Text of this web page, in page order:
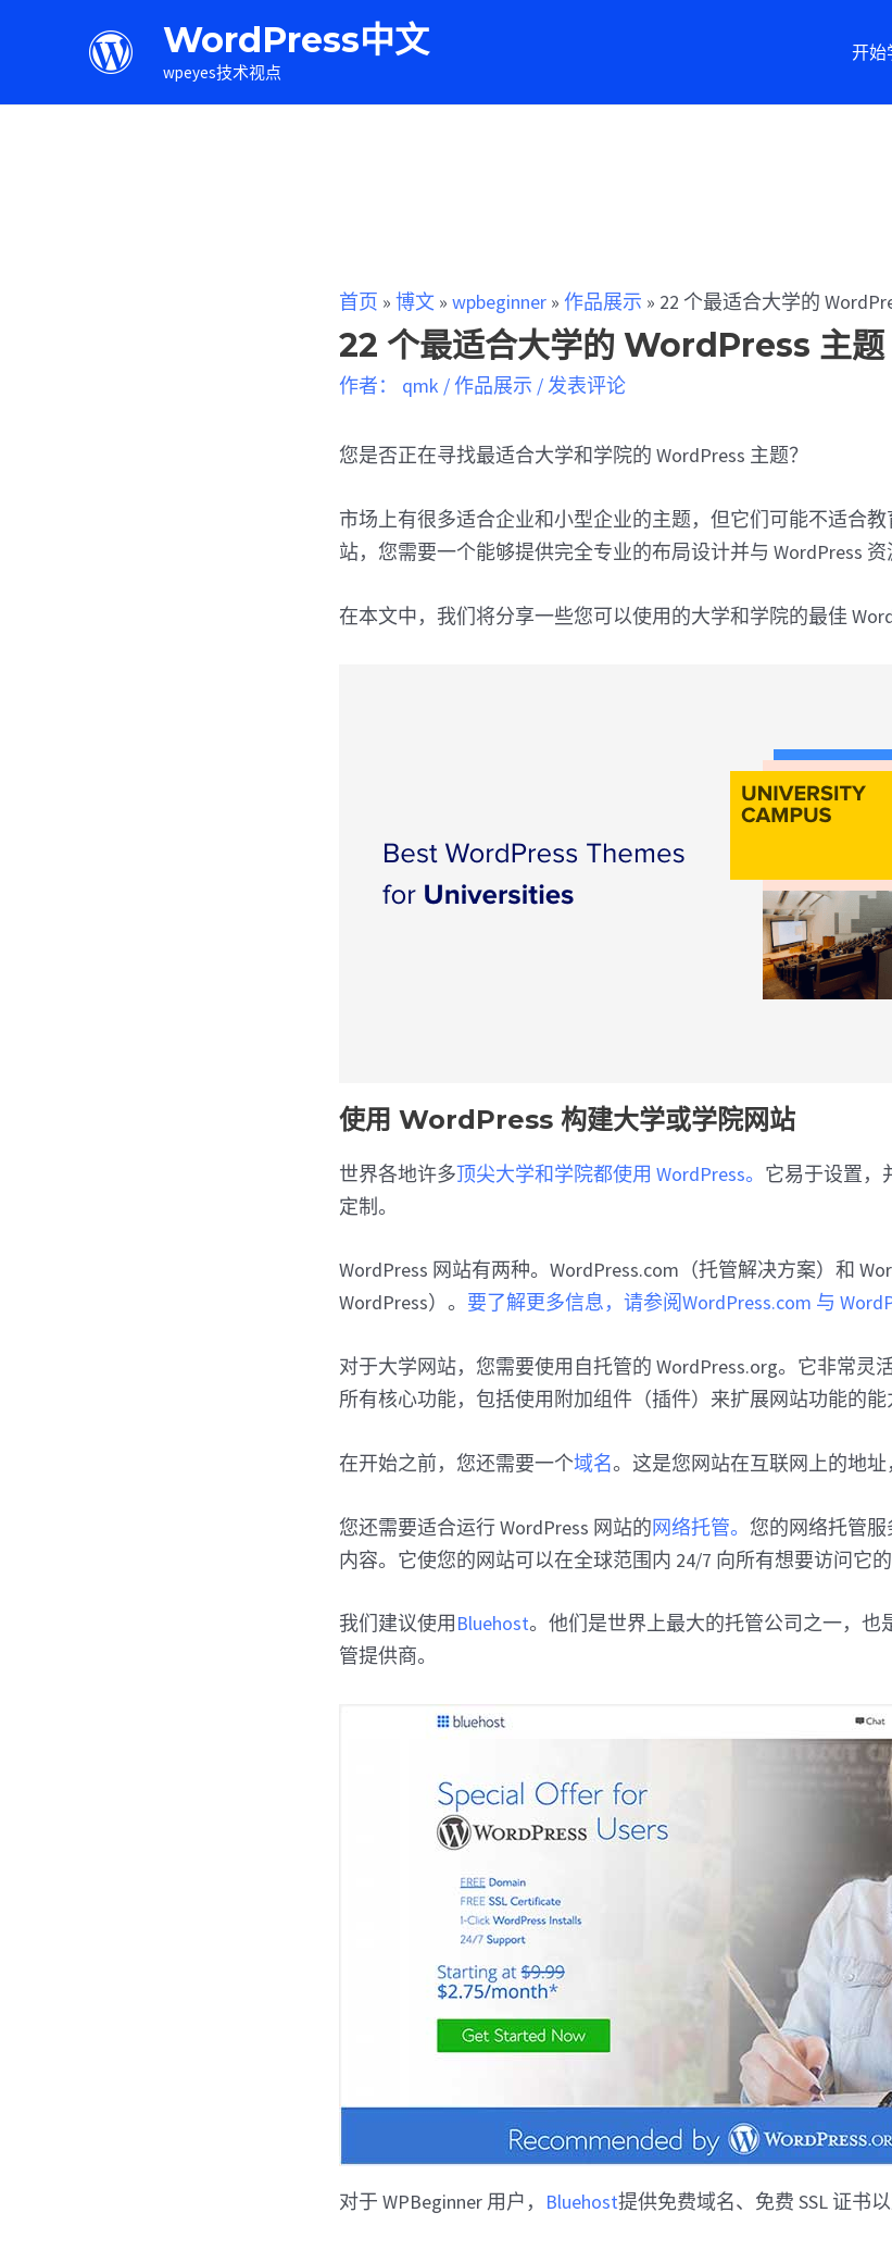
WordPress中文
wpeyes技术视点
开始
首页 »博文 »wpbeginner »作品展示 » 22 个最适合大学的
22 个最适合大学的 WordPress 主题
作者： qmk /作品展示 /发表评论
您是否正在寻找最适合大学和学院的 WordPress 主题？
市场上有很多适合企业和小型企业的主题，但它们可能不适合
站，您需要一个能够提供完全专业的布局设计并与 WordPress 资
在本文中，我们将分享一些您可以使用的大学和学院的最佳
使用 WordPress 构建大学或学院网站
世界各地许多顶尖大学和学院都使用 WordPress。 它易于设置，
定制。
WordPress 网站有两种。WordPress.com（托管解决方案）和
WordPress）。 要了解更多信息，请参阅WordPress.com 与
对于大学网站，您需要使用自托管的 WordPress.org。它非常灵
所有核心功能，包括使用附加组件（插件）来扩展网站功能的能
在开始之前，您还需要一个域名。这是您网站在互联网上的地址
您还需要适合运行 WordPress 网站的网络托管。您的网络托管
内容。它使您的网站可以在全球范围内 24/7 向所有想要访问它的
我们建议使用Bluehost。他们是世界上最大的托管公司之一，也
管提供商。
对于 WPBeginner 用户， Bluehost提供免费域名、免费 SSL 证书